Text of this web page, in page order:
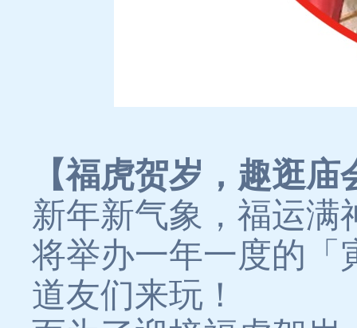
【福虎贺岁，趣逛庙
新年新气象，福运满
将举办一年一度的「
道友们来玩！